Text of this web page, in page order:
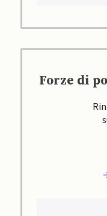
Forze di